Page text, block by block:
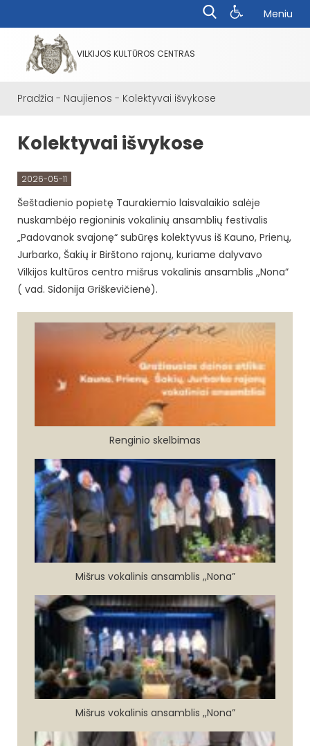
Meniu
VILKIJOS KULTŪROS CENTRAS
Pradžia - Naujienos - Kolektyvai išvykose
Kolektyvai išvykose
2026-05-11
Šeštadienio popietę Taurakiemio laisvalaikio salėje
nuskambėjo regioninis vokalinių ansamblių festivalis
„Padovanok svajonę“ subūręs kolektyvus iš Kauno, Prienų,
Jurbarko, Šakių ir Birštono rajonų, kuriame dalyvavo
Vilkijos kultūros centro mišrus vokalinis ansamblis ,,Nona”
( vad. Sidonija Griškevičienė).
Renginio skelbimas
Mišrus vokalinis ansamblis ,,Nona”
Mišrus vokalinis ansamblis ,,Nona”